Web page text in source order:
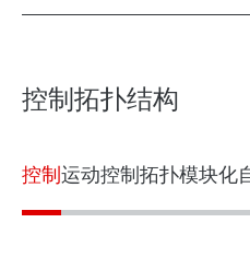
控制拓扑结构
控制运动控制拓扑模块化